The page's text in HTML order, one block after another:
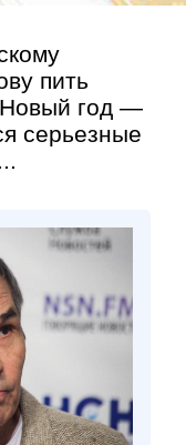
пить
Новый год —
серьезные